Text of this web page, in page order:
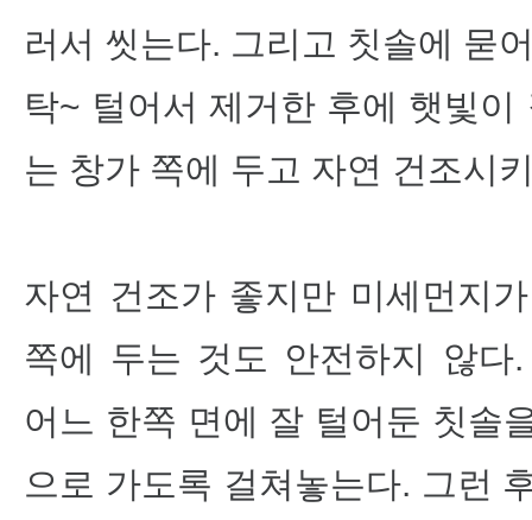
러서 씻는다. 그리고 칫솔에 묻
탁~ 털어서 제거한 후에 햇빛
는 창가 쪽에 두고 자연 건조시
자연 건조가 좋지만 미세먼지
쪽에 두는 것도 안전하지 않다
어느 한쪽 면에 잘 털어둔 칫솔
으로 가도록 걸쳐놓는다. 그런